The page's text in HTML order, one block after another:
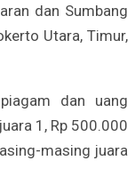
dan Sumbang
Utara, Timur,
dan uang
1, Rp 500.000
masing juara